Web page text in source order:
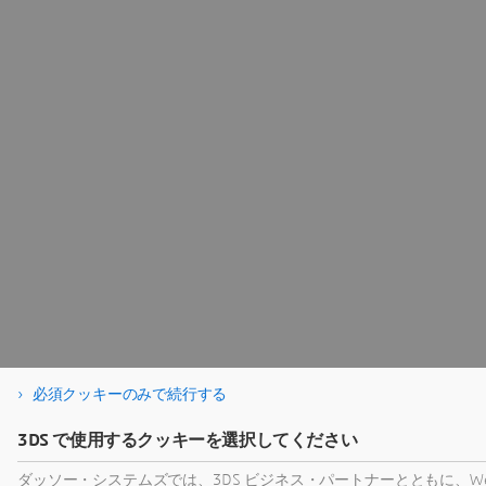
必須クッキーのみで続行する
3DS で使用するクッキーを選択してください
ダッソー・システムズでは、3DS ビジネス・パートナーとともに、